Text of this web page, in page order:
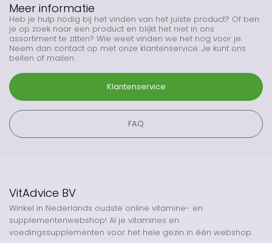
Meer informatie
Heb je hulp nodig bij het vinden van het juiste product? Of ben
je op zoek naar een product en blijkt het niet in ons
assortiment te zitten? Wie weet vinden we het nog voor je.
Neem dan contact op met onze klantenservice. Je kunt ons
bellen of mailen.
Klantenservice
FAQ
VitAdvice BV
Winkel in Nederlands oudste online vitamine- en
supplementenwebshop! Al je vitamines en
voedingssupplementen voor het hele gezin in één webshop.